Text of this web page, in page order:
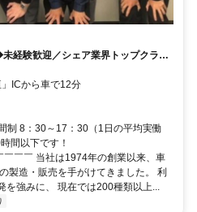
経験歓迎／シェア業界トップクラス
垣」ICから車で12分
制 8：30～17：30（1日の平均実働
間以下です！
￣￣￣ 当社は1974年の創業以来、車
製造・販売を手がけてきました。 利
を強みに、 現在では200種類以上...